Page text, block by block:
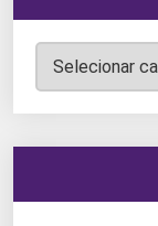
Categorias